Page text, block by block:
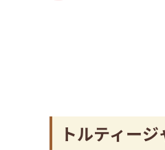
トルティージ